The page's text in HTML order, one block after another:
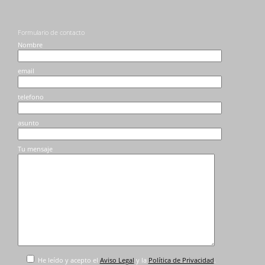
Formulario de contacto
Nombre
email
telefono
asunto
Tu mensaje
He leído y acepto el Aviso Legal y la Política de Privacidad